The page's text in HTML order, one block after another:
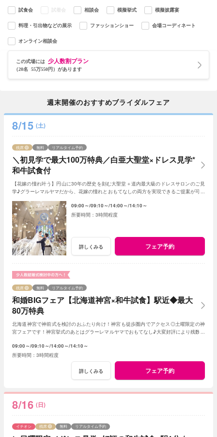
試食会 試着会 相談会 模擬挙式 模擬披露宴
料理・引出物などの展示 ファッションショー 会場コーディネート
オンライン相談会
この式場には 少人数割プラン
（20名 55万550円）があります
週末開催のおすすめブライダルフェア
8/15 (土)
＼初見学で最大100万特典／白亜大聖堂×ドレス見学*
和牛試食付
残席 無料 リアルタイム予約
【花嫁の憧れ叶う】円山に30年の歴史を刻む大聖堂＋道内最大級のドレスサロンのご見
学♪グラーレマルヤマだから、花嫁の憧れとおもてなしの両方を実現できるご提案が可能
09:00～ 09:10～ 14:00～ 14:10～
3時間程度
詳しくみる フェア予約
和婚BIGフェア【北海道神宮×和牛試食】駅近◆最大
80万特典
残席 無料 リアルタイム予約
北海道神宮で神前式を検討のおふたり向け！神宮も徒歩圏内でアクセス◎土曜限定の神
宮フェアです！神宮挙式のあとはグラーレマルヤマでおもてなし♪大変好評により残数が
09:00～ 09:10～ 14:00～ 14:10～
3時間程度
詳しくみる フェア予約
8/16 (日)
イチオシ 残席 無料 リアルタイム予約